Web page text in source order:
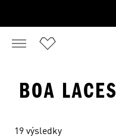
BOA LACES
19 výsledky